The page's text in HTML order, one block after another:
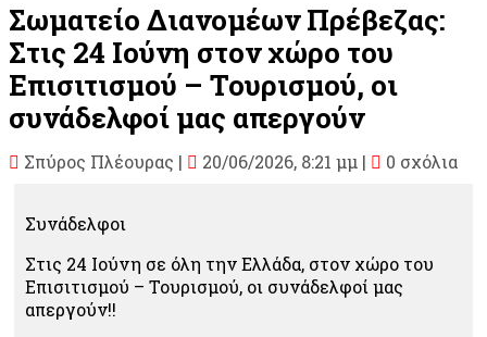
Σωματείο Διανομέων Πρέβεζας:
Στις 24 Ιούνη στον χώρο του
Επισιτισμού – Τουρισμού, οι
συνάδελφοί μας απεργούν
Σπύρος Πλέουρας | 20/06/2026, 8:21 μμ | 0 σχόλια
Συνάδελφοι
Στις 24 Ιούνη σε όλη την Ελλάδα, στον χώρο του
Επισιτισμού – Τουρισμού, οι συνάδελφοί μας
απεργούν!!